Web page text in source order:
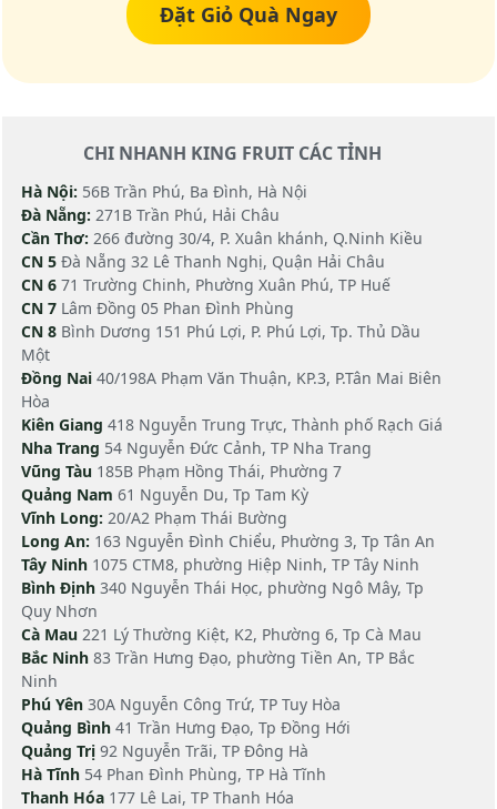
Đặt Giỏ Quà Ngay
CHI NHANH KING FRUIT CÁC TỈNH
Hà Nội: 56B Trần Phú, Ba Đình, Hà Nội
Đà Nẵng: 271B Trần Phú, Hải Châu
Cần Thơ: 266 đường 30/4, P. Xuân khánh, Q.Ninh Kiều
CN 5 Đà Nẵng 32 Lê Thanh Nghị, Quận Hải Châu
CN 6 71 Trường Chinh, Phường Xuân Phú, TP Huế
CN 7 Lâm Đồng 05 Phan Đình Phùng
CN 8 Bình Dương 151 Phú Lợi, P. Phú Lợi, Tp. Thủ Dầu
Một
Đồng Nai 40/198A Phạm Văn Thuận, KP.3, P.Tân Mai Biên
Hòa
Kiên Giang 418 Nguyễn Trung Trực, Thành phố Rạch Giá
Nha Trang 54 Nguyễn Đức Cảnh, TP Nha Trang
Vũng Tàu 185B Phạm Hồng Thái, Phường 7
Quảng Nam 61 Nguyễn Du, Tp Tam Kỳ
Vĩnh Long: 20/A2 Phạm Thái Bường
Long An: 163 Nguyễn Đình Chiểu, Phường 3, Tp Tân An
Tây Ninh 1075 CTM8, phường Hiệp Ninh, TP Tây Ninh
Bình Định 340 Nguyễn Thái Học, phường Ngô Mây, Tp
Quy Nhơn
Cà Mau 221 Lý Thường Kiệt, K2, Phường 6, Tp Cà Mau
Bắc Ninh 83 Trần Hưng Đạo, phường Tiền An, TP Bắc
Ninh
Phú Yên 30A Nguyễn Công Trứ, TP Tuy Hòa
Quảng Bình 41 Trần Hưng Đạo, Tp Đồng Hới
Quảng Trị 92 Nguyễn Trãi, TP Đông Hà
Hà Tĩnh 54 Phan Đình Phùng, TP Hà Tĩnh
Thanh Hóa 177 Lê Lai, TP Thanh Hóa